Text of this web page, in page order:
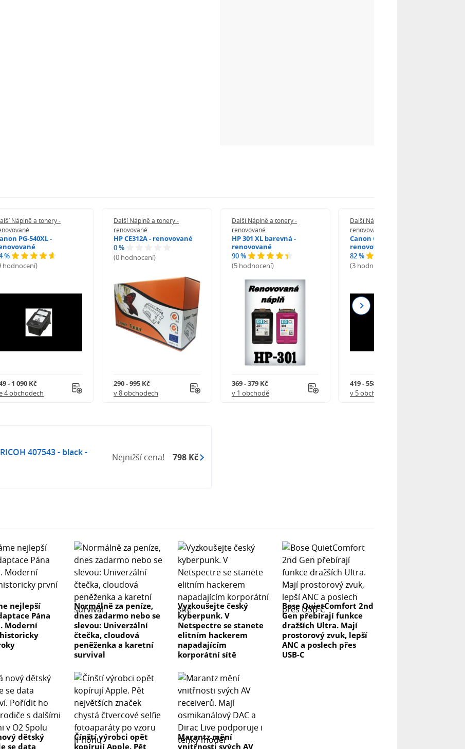
Náplně a tonery -
PG-540XL -
%
hodnocení)
- 1 090 Kč
4 obchodech
Další Náplně a tonery -
renovované
HP CE312A - renovované
0 %
(0 hodnocení)
290 - 995 Kč
v 8 obchodech
Další Náplně a tonery -
renovované
HP 301 XL barevná -
renovované
90 %
(5 hodnocení)
369 - 379 Kč
v 1 obchodě
Další Náplně a tonery -
renovované
Canon CL-541XL -
renovované
82 %
(3 hodnocení)
419 - 558 Kč
v 5 obchodech
Next
407543 - black -
Nejnižší cena! 798 Kč
nejlepší
Pána
Moderní
Normálně za peníze,
dnes zadarmo nebo se
slevou: Univerzální
čtečka, cloudová
peněženka a karetní
survival
Vyzkoušejte český
kyberpunk. V
Netspectre se stanete
elitním hackerem
napadajícím
korporátní sítě
Bose QuietComfort 2nd
Gen přebírají funkce
dražších Ultra. Mají
prostorový zvuk, lepší
ANC a poslech přes
USB-C
dětský
se data
Čínští výrobci opět
kopírují Apple. Pět
Marantz mění
vnitřnosti svých AV